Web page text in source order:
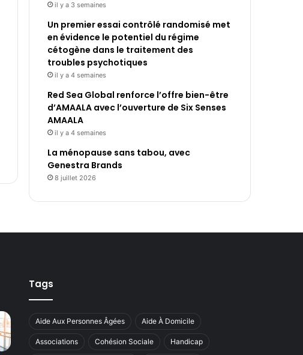
il y a 3 semaines
Un premier essai contrôlé randomisé met
en évidence le potentiel du régime
cétogène dans le traitement des
troubles psychotiques
il y a 4 semaines
Red Sea Global renforce l’offre bien-être
d’AMAALA avec l’ouverture de Six Senses
AMAALA
il y a 4 semaines
La ménopause sans tabou, avec
Genestra Brands
8 juillet 2026
Tags
Aide Aux Personnes Âgées Aide À Domicile
Associations Cohésion Sociale Handicap